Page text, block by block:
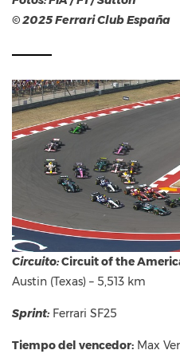
© 2025 Ferrari Club España
Circuito:Circuit of the
Austin (Texas) – 5,513 km
Sprint: Ferrari SF25
Tiempo del vencedor: Max